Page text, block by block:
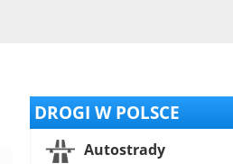
DROGI W POLSCE
Autostrady